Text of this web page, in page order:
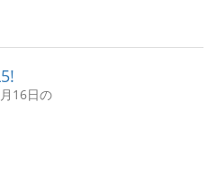
16日の